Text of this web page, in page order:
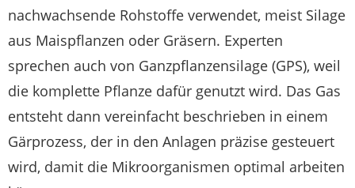
nachwachsende Rohstoffe verwendet, meist Silage
aus Maispflanzen oder Gräsern. Experten
sprechen auch von Ganzpflanzensilage (GPS), weil
die komplette Pflanze dafür genutzt wird. Das Gas
entsteht dann vereinfacht beschrieben in einem
Gärprozess, der in den Anlagen präzise gesteuert
wird, damit die Mikroorganismen optimal arbeiten